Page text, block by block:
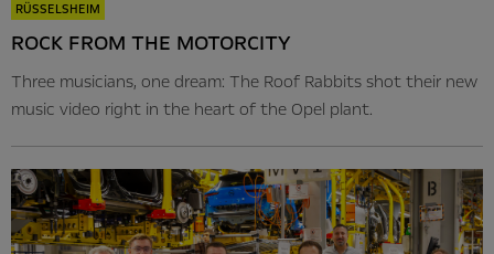
RÜSSELSHEIM
ROCK FROM THE MOTORCITY
Three musicians, one dream: The Roof Rabbits shot their new
music video right in the heart of the Opel plant.